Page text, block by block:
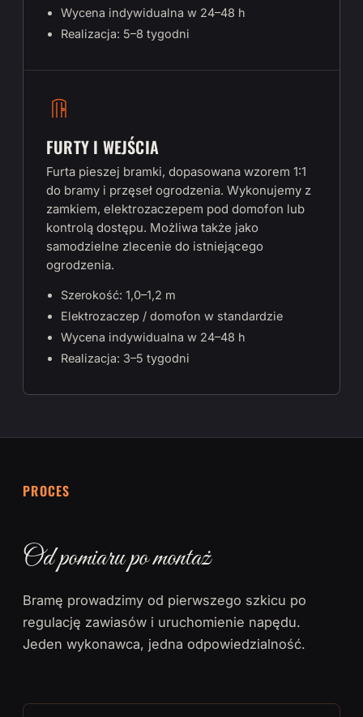
Wycena indywidualna w 24–48 h
Realizacja: 5–8 tygodni
FURTY I WEJŚCIA
Furta pieszej bramki, dopasowana wzorem 1:1
do bramy i przęseł ogrodzenia. Wykonujemy z
zamkiem, elektrozaczepem pod domofon lub
kontrolą dostępu. Możliwa także jako
samodzielne zlecenie do istniejącego
ogrodzenia.
Szerokość: 1,0–1,2 m
Elektrozaczep / domofon w standardzie
Wycena indywidualna w 24–48 h
Realizacja: 3–5 tygodni
PROCES
Od pomiaru po montaż
Bramę prowadzimy od pierwszego szkicu po
regulację zawiasów i uruchomienie napędu.
Jeden wykonawca, jedna odpowiedzialność.